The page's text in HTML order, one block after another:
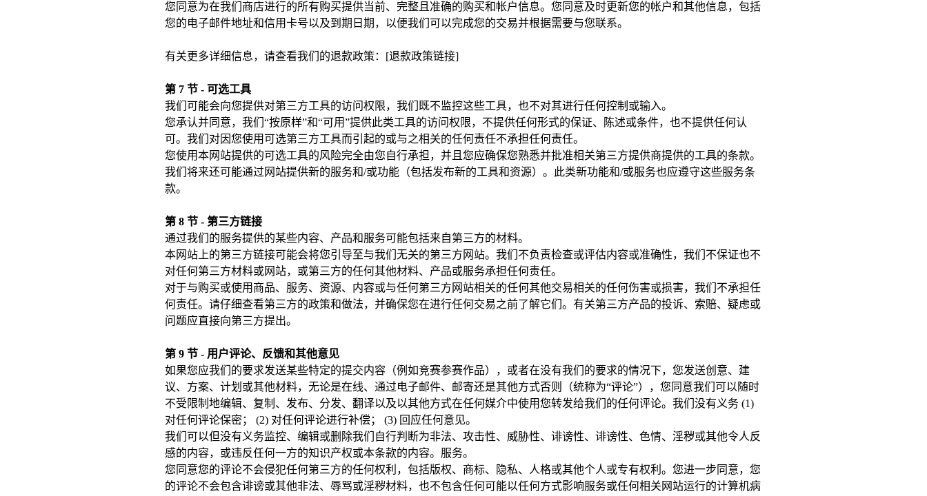
您同意为在我们商店进行的所有购买提供当前、完整且准确的购买和帐户信息。您同意及时更新您的帐户和其他信息，包括
您的电子邮件地址和信用卡号以及到期日期，以便我们可以完成您的交易并根据需要与您联系。
有关更多详细信息，请查看我们的退款政策：[退款政策链接]
第 7 节 - 可选工具
我们可能会向您提供对第三方工具的访问权限，我们既不监控这些工具，也不对其进行任何控制或输入。
您承认并同意，我们“按原样”和“可用”提供此类工具的访问权限，不提供任何形式的保证、陈述或条件，也不提供任何认
可。我们对因您使用可选第三方工具而引起的或与之相关的任何责任不承担任何责任。
您使用本网站提供的可选工具的风险完全由您自行承担，并且您应确保您熟悉并批准相关第三方提供商提供的工具的条款。
我们将来还可能通过网站提供新的服务和/或功能（包括发布新的工具和资源）。此类新功能和/或服务也应遵守这些服务条
款。
第 8 节 - 第三方链接
通过我们的服务提供的某些内容、产品和服务可能包括来自第三方的材料。
本网站上的第三方链接可能会将您引导至与我们无关的第三方网站。我们不负责检查或评估内容或准确性，我们不保证也不
对任何第三方材料或网站，或第三方的任何其他材料、产品或服务承担任何责任。
对于与购买或使用商品、服务、资源、内容或与任何第三方网站相关的任何其他交易相关的任何伤害或损害，我们不承担任
何责任。请仔细查看第三方的政策和做法，并确保您在进行任何交易之前了解它们。有关第三方产品的投诉、索赔、疑虑或
问题应直接向第三方提出。
第 9 节 - 用户评论、反馈和其他意见
如果您应我们的要求发送某些特定的提交内容（例如竞赛参赛作品），或者在没有我们的要求的情况下，您发送创意、建
议、方案、计划或其他材料，无论是在线、通过电子邮件、邮寄还是其他方式否则（统称为“评论”），您同意我们可以随时
不受限制地编辑、复制、发布、分发、翻译以及以其他方式在任何媒介中使用您转发给我们的任何评论。我们没有义务 (1)
对任何评论保密； (2) 对任何评论进行补偿； (3) 回应任何意见。
我们可以但没有义务监控、编辑或删除我们自行判断为非法、攻击性、威胁性、诽谤性、诽谤性、色情、淫秽或其他令人反
感的内容，或违反任何一方的知识产权或本条款的内容。服务。
您同意您的评论不会侵犯任何第三方的任何权利，包括版权、商标、隐私、人格或其他个人或专有权利。您进一步同意，您
的评论不会包含诽谤或其他非法、辱骂或淫秽材料，也不包含任何可能以任何方式影响服务或任何相关网站运行的计算机病